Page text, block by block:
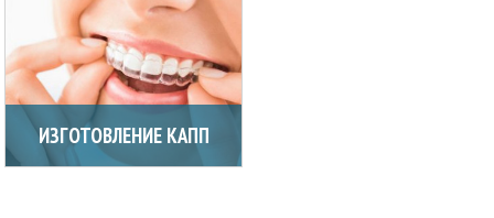
ИЗГОТОВЛЕНИЕ КАПП